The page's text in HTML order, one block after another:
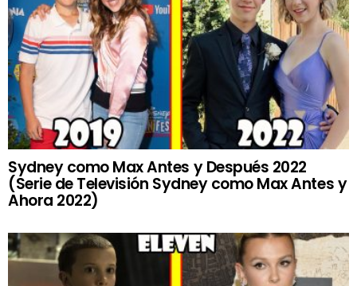
Sydney como Max Antes y Después 2022
(Serie de Televisión Sydney como Max Antes y
Ahora 2022)